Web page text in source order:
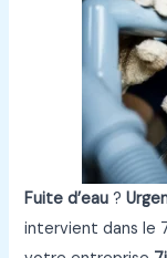
Fuite d’eau ?
intervient dans le